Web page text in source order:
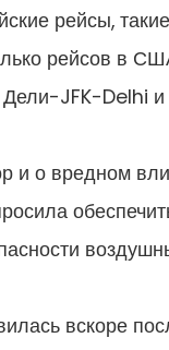
рейсы,
рейсов в
Дели-JFK-Delhi
и о вредном
вскоре